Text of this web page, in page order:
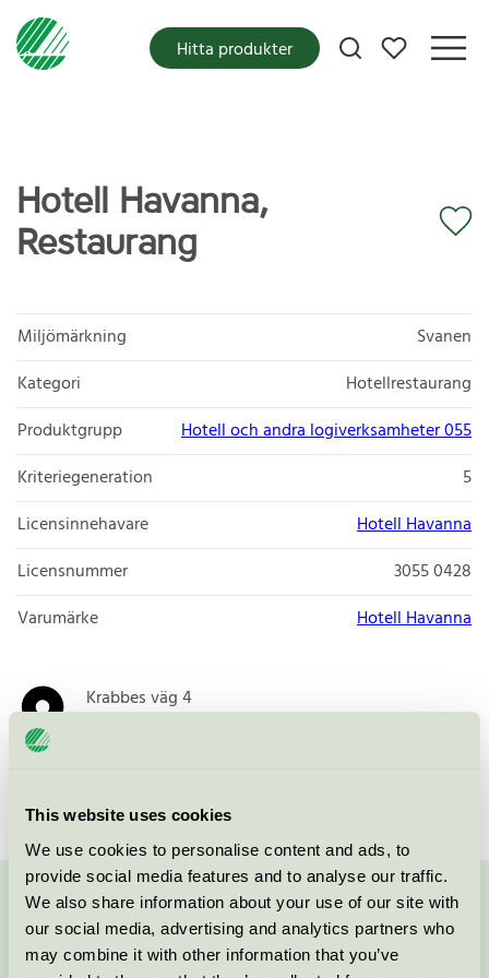
This website uses cookies
We use cookies to personalise content and ads, to
provide social media features and to analyse our traffic.
We also share information about your use of our site with
our social media, advertising and analytics partners who
may combine it with other information that you’ve
Mina favoriter
Hitta produkter
Hotell Havanna,
Restaurang
Miljömärkning
Svanen
Kategori
Hotellrestaurang
Produktgrupp
Hotell och andra logiverksamheter 055
Kriteriegeneration
5
Licensinnehavare
Hotell Havanna
Licensnummer
3055 0428
Varumärke
Hotell Havanna
Krabbes väg 4
Kontakta oss på08-55 55 24 00eller via formuläret: